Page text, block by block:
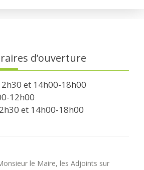
d’ouverture
et 14h00-18h00
12h00
et 14h00-18h00
le Maire, les Adjoints sur